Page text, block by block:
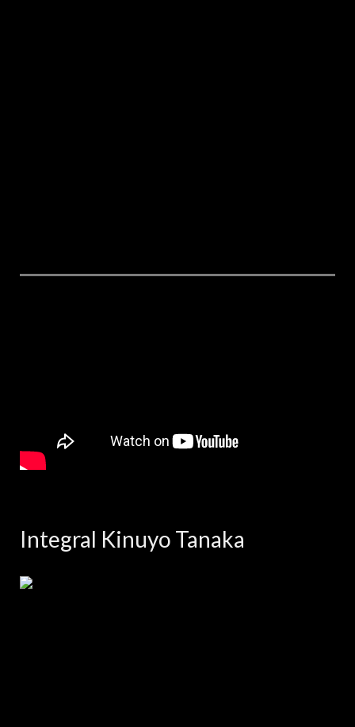
Integral Kinuyo Tanaka